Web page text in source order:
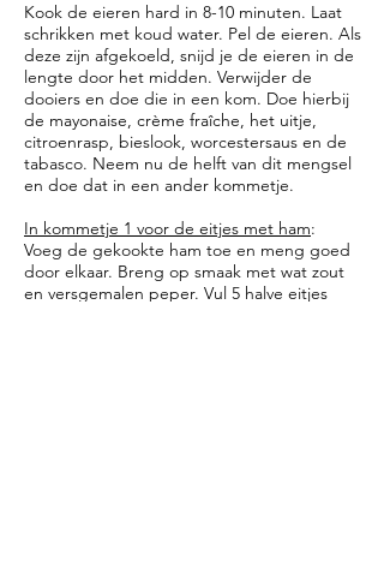
Kook de eieren hard in 8-10 minuten. Laat
schrikken met koud water. Pel de eieren. Als
deze zijn afgekoeld, snijd je de eieren in de
lengte door het midden. Verwijder de
dooiers en doe die in een kom. Doe hierbij
de mayonaise, crème fraîche, het uitje,
citroenrasp, bieslook, worcestersaus en de
tabasco. Neem nu de helft van dit mengsel
en doe dat in een ander kommetje.
In kommetje 1 voor de eitjes met ham:
Voeg de gekookte ham toe en meng goed
door elkaar. Breng op smaak met wat zout
en versgemalen peper. Vul 5 halve eitjes